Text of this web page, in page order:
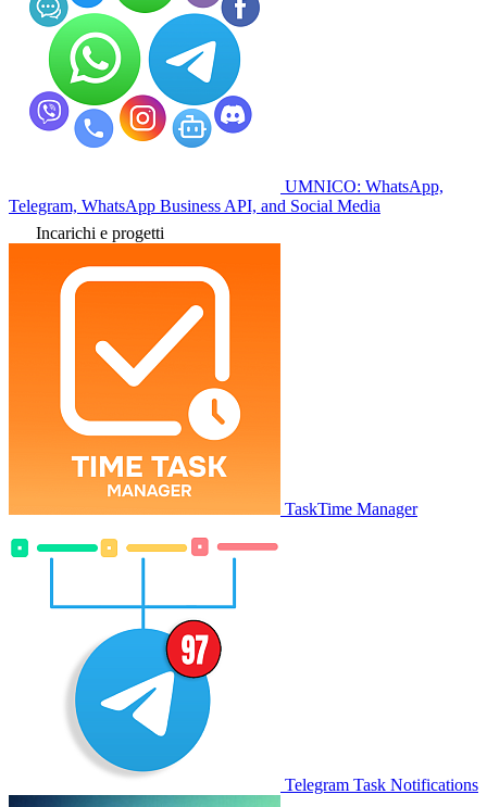
UMNICO: WhatsApp,
Telegram, WhatsApp Business API, and Social Media
Incarichi e progetti
TaskTime Manager
Telegram Task Notifications